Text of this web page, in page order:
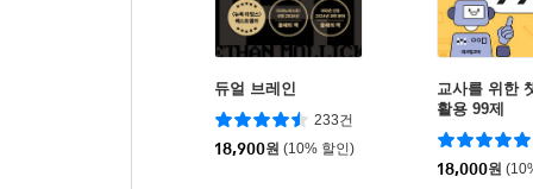
듀얼 브레인
233건
18,900원 (10% 할인)
교사를 위한
활용 99제
18,000원